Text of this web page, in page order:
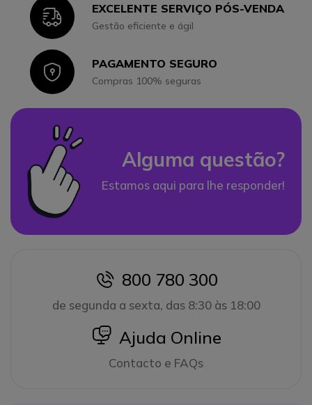
IconEXCELENTE SERVIÇO PÓS-VENDA
Gestão eficiente e ágil
IconPAGAMENTO SEGURO
Compras 100% seguras
Alguma questão?
Estamos aqui para lhe responder!
icon
800 780 300
de segunda a sexta, das 8:30 às 18:00
icon
Ajuda Online
Contacto e FAQs